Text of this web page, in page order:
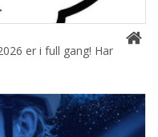
er i full gang! Har